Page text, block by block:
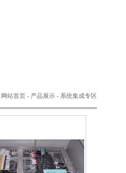
网站首页 - 产品展示 - 系统集成专区